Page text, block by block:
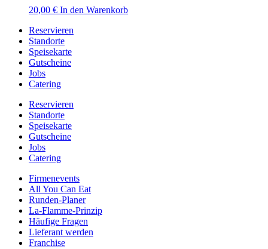
20,00 € In den Warenkorb
Reservieren
Standorte
Speisekarte
Gutscheine
Jobs
Catering
Reservieren
Standorte
Speisekarte
Gutscheine
Jobs
Catering
Firmenevents
All You Can Eat
Runden-Planer
La-Flamme-Prinzip
Häufige Fragen
Lieferant werden
Franchise